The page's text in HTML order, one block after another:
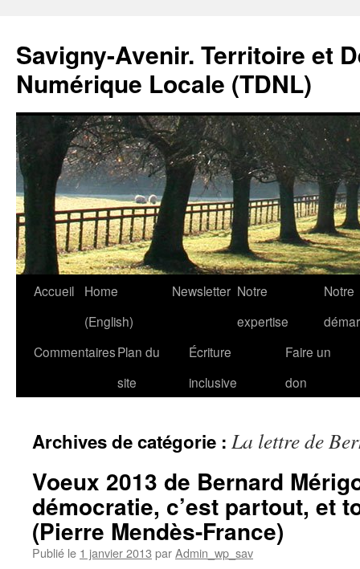
Savigny-Avenir. Territoire et
Numérique Locale (TDNL)
Aller
contenu
Accueil
Home
(English)
Newsletter Notre
expertise
Notre
CommentairesPlan du
site
Écriture
inclusive
Faire un
don
Archives de catégorie : La lettre de
Voeux 2013 de Bernard
démocratie, c’est partout, et
(Pierre Mendès-France)
Publié le 1 janvier 2013 parAdmin_wp_sav